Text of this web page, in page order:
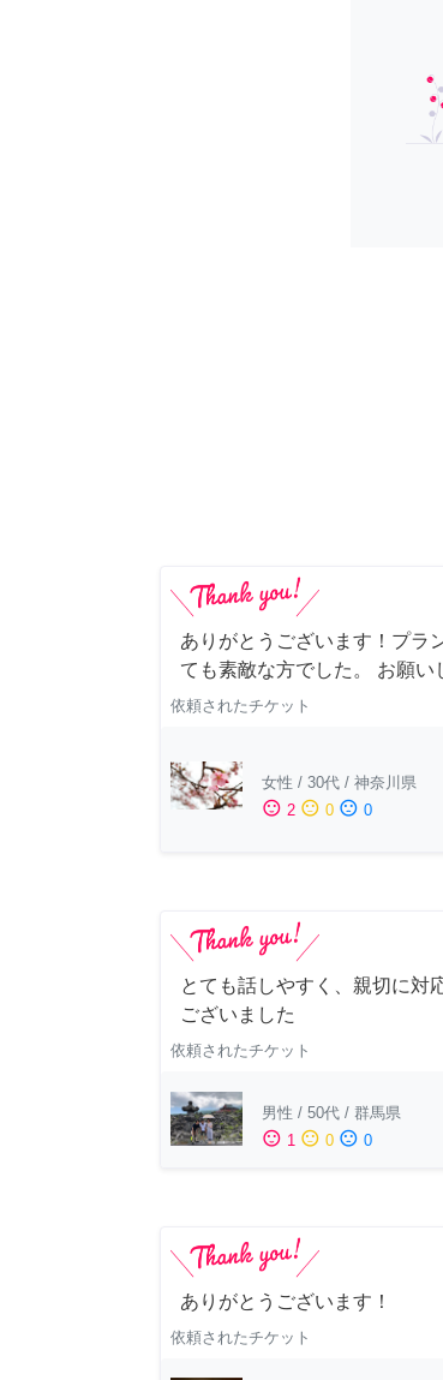
ありがとうございます！プラ
ても素敵な方でした。 お願い
依頼されたチケット
女性 / 30代 / 神奈川県
sentiment_satisfied 2 sentiment_neutral 0 sentiment_dissatisfied 0
とても話しやすく、親切に対
ございました
依頼されたチケット
男性 / 50代 / 群馬県
sentiment_satisfied 1 sentiment_neutral 0 sentiment_dissatisfied 0
ありがとうございます！
依頼されたチケット